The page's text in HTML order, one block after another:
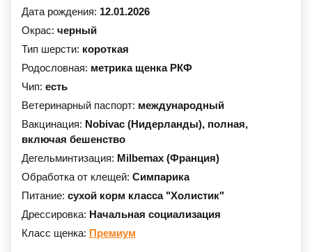
Дата рождения: 12.01.2026
Окрас: черный
Тип шерсти: короткая
Родословная: метрика щенка РКФ
Чип: есть
Ветеринарный паспорт: международный
Вакцинация: Nobivac (Нидерланды), полная,
включая бешенство
Дегельминтизация: Milbemax (Франция)
Обработка от клещей: Симпарика
Питание: сухой корм класса "Холистик"
Дрессировка: Начальная социализация
Класс щенка: Премиум